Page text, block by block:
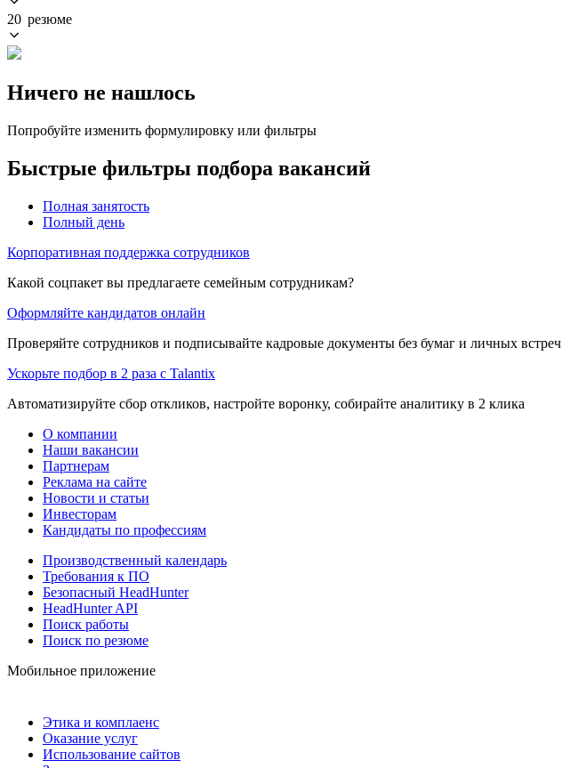
20 резюме
Ничего не нашлось
Попробуйте изменить формулировку или фильтры
Быстрые фильтры подбора вакансий
Полная занятость
Полный день
Корпоративная поддержка сотрудников
Какой соцпакет вы предлагаете семейным сотрудникам?
Оформляйте кандидатов онлайн
Проверяйте сотрудников и подписывайте кадровые документы без бумаг и личных встреч
Ускорьте подбор в 2 раза с Talantix
Автоматизируйте сбор откликов, настройте воронку, собирайте аналитику в 2 клика
О компании
Наши вакансии
Партнерам
Реклама на сайте
Новости и статьи
Инвесторам
Кандидаты по профессиям
Производственный календарь
Требования к ПО
Безопасный HeadHunter
HeadHunter API
Поиск работы
Поиск по резюме
Мобильное приложение
Этика и комплаенс
Оказание услуг
Использование сайтов